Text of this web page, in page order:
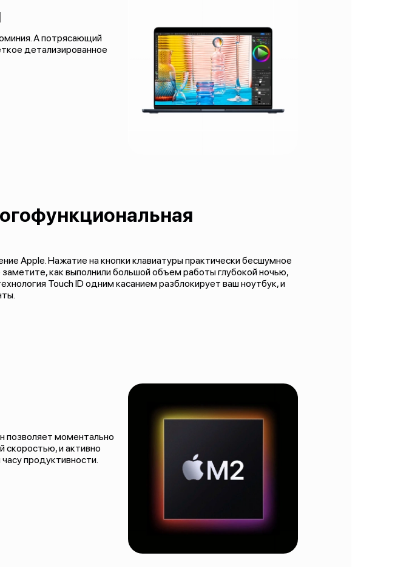
А потрясающий
детализированное
Apple. Нажатие на кнопки клавиатуры практически бесшумное
как выполнили большой объем работы глубокой ночью,
Touch ID одним касанием разблокирует ваш ноутбук, и
позволяет моментально
скоростью, и активно
продуктивности.